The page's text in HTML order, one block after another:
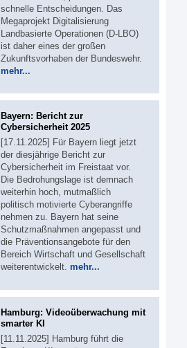
schnelle Entscheidungen. Das
Megaprojekt Digitalisierung
Landbasierte Operationen (D-LBO)
ist daher eines der großen
Zukunftsvorhaben der Bundeswehr.
mehr...
Bayern: Bericht zur
Cybersicherheit 2025
[17.11.2025] Für Bayern liegt jetzt
der diesjährige Bericht zur
Cybersicherheit im Freistaat vor.
Die Bedrohungslage ist demnach
weiterhin hoch, mutmaßlich
politisch motivierte Cyberangriffe
nehmen zu. Bayern hat seine
Schutzmaßnahmen angepasst und
die Präventionsangebote für den
Bereich Wirtschaft und Gesellschaft
weiterentwickelt. mehr...
Hamburg: Videoüberwachung mit
smarter KI
[11.11.2025] Hamburg führt die